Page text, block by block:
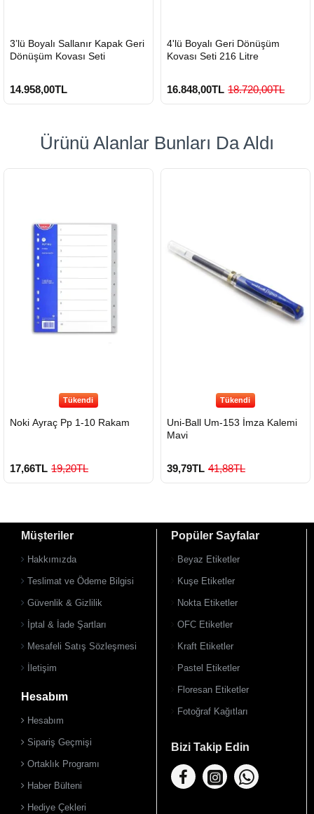
GÖNDERİ
3’lü Boyalı Sallanır Kapak Geri
Dönüşüm Kovası Seti
14.958,00TL
GÖNDERİ
4'lü Boyalı Geri Dönüşüm
Kovası Seti 216 Litre
16.848,00TL 18.720,00TL
Ürünü Alanlar Bunları Da Aldı
Tükendi
Noki Ayraç Pp 1-10 Rakam
17,66TL 19,20TL
Tükendi
Uni-Ball Um-153 İmza Kalemi
Mavi
39,79TL 41,88TL
Müşteriler
Hakkımızda
Teslimat ve Ödeme Bilgisi
Güvenlik & Gizlilik
İptal & İade Şartları
Mesafeli Satış Sözleşmesi
İletişim
Hesabım
Hesabım
Sipariş Geçmişi
Ortaklık Programı
Haber Bülteni
Hediye Çekleri
Popüler Sayfalar
Beyaz Etiketler
Kuşe Etiketler
Nokta Etiketler
OFC Etiketler
Kraft Etiketler
Pastel Etiketler
Floresan Etiketler
Fotoğraf Kağıtları
Bizi Takip Edin